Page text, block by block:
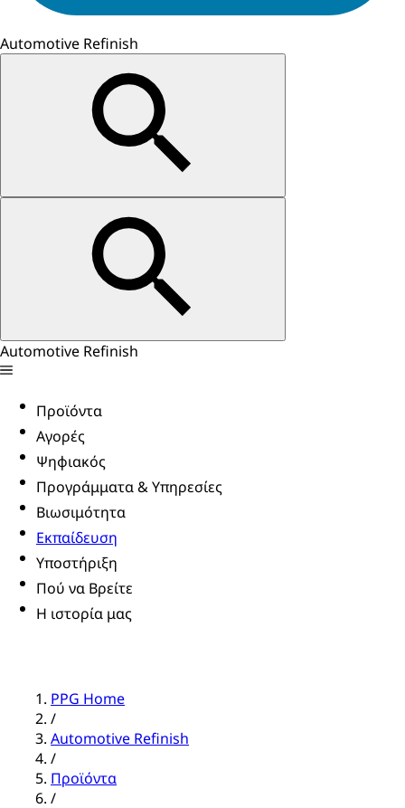
Automotive Refinish
Automotive Refinish
Προϊόντα
Αγορές
Ψηφιακός
Προγράμματα & Υπηρεσίες
Βιωσιμότητα
Εκπαίδευση
Υποστήριξη
Πού να Βρείτε
Η ιστορία μας
PPG Home
/
Automotive Refinish
/
Προϊόντα
/